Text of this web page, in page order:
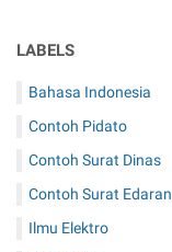
LABELS
Bahasa Indonesia
Contoh Pidato
Contoh Surat Dinas
Contoh Surat Edaran
Ilmu Elektro